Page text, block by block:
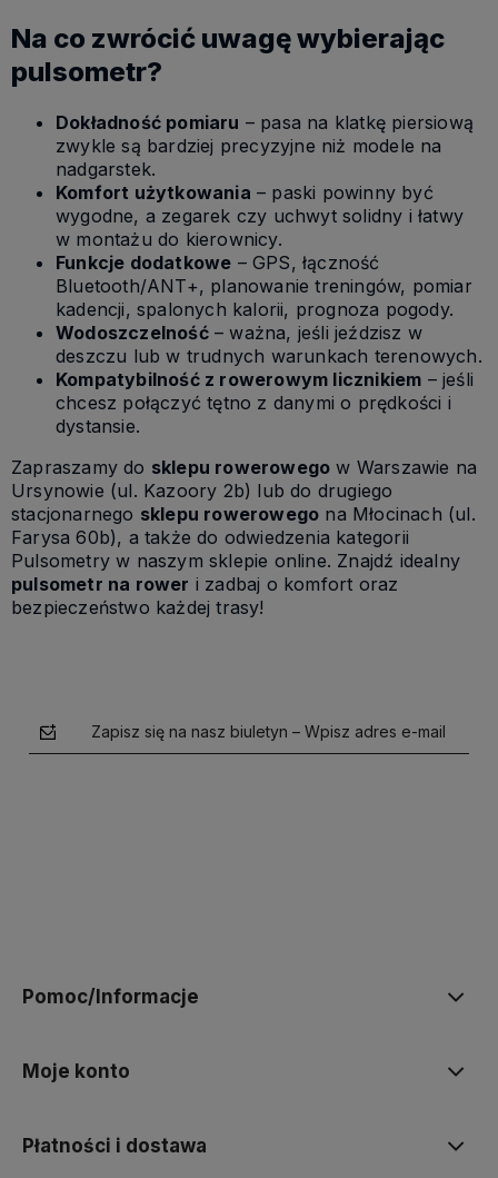
Na co zwrócić uwagę wybierając
pulsometr?
Dokładność pomiaru – pasa na klatkę piersiową
zwykle są bardziej precyzyjne niż modele na
nadgarstek.
Komfort użytkowania – paski powinny być
wygodne, a zegarek czy uchwyt solidny i łatwy
w montażu do kierownicy.
Funkcje dodatkowe – GPS, łączność
Bluetooth/ANT+, planowanie treningów, pomiar
kadencji, spalonych kalorii, prognoza pogody.
Wodoszczelność– ważna, jeśli jeździsz w
deszczu lub w trudnych warunkach terenowych.
Kompatybilność z rowerowym licznikiem – jeśli
chcesz połączyć tętno z danymi o prędkości i
dystansie.
Zapraszamy do sklepu rowerowego w Warszawie na
Ursynowie (ul. Kazoory 2b) lub do drugiego
stacjonarnego sklepu rowerowego na Młocinach (ul.
Farysa 60b), a także do odwiedzenia kategorii
Pulsometry w naszym sklepie online. Znajdź idealny
pulsometr na rower i zadbaj o komfort oraz
bezpieczeństwo każdej trasy!
Zapisz się na nasz biuletyn – Wpisz adres e-mail
Pomoc/Informacje
Moje konto
Płatności i dostawa